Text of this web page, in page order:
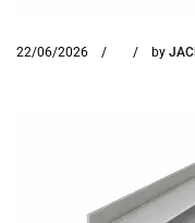
22/06/2026 by